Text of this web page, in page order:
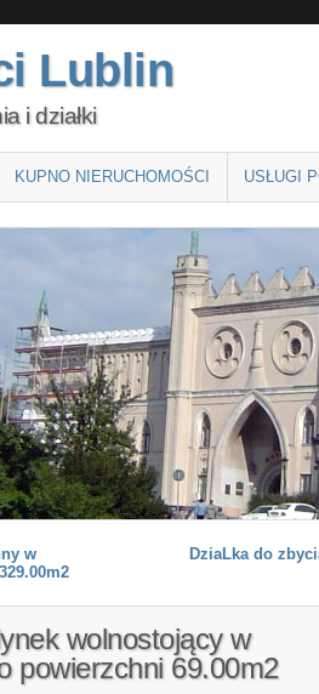
Lublin
i działki
KUPNO NIERUCHOMOŚCI USŁUGI
w
DziaLka do
wolnostojący w
powierzchni 69.00m2